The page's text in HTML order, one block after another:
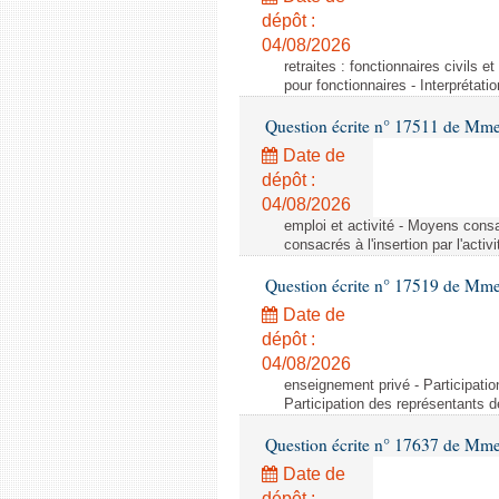
dépôt :
04/08/2026
retraites : fonctionnaires civils
pour fonctionnaires -
Question écrite n° 17511 de
Date de
dépôt :
04/08/2026
emploi et activité - Moyens
consacrés à l'insertion par
Question écrite n° 17519 de
Date de
dépôt :
04/08/2026
enseignement privé -
Participation des représentants
Question écrite n° 17637 de
Date de